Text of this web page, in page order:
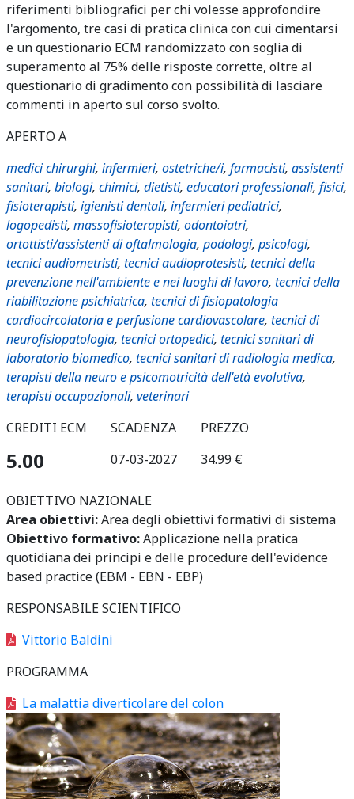
riferimenti bibliografici per chi volesse approfondire
l'argomento, tre casi di pratica clinica con cui cimentarsi
e un questionario ECM randomizzato con soglia di
superamento al 75% delle risposte corrette, oltre al
questionario di gradimento con possibilità di lasciare
commenti in aperto sul corso svolto.
APERTO A
medici chirurghi, infermieri, ostetriche/i, farmacisti, assistenti
sanitari, biologi, chimici, dietisti, educatori professionali, fisici,
fisioterapisti, igienisti dentali, infermieri pediatrici,
logopedisti, massofisioterapisti, odontoiatri,
ortottisti/assistenti di oftalmologia, podologi, psicologi,
tecnici audiometristi, tecnici audioprotesisti, tecnici della
prevenzione nell'ambiente e nei luoghi di lavoro, tecnici della
riabilitazione psichiatrica, tecnici di fisiopatologia
cardiocircolatoria e perfusione cardiovascolare, tecnici di
neurofisiopatologia, tecnici ortopedici, tecnici sanitari di
laboratorio biomedico, tecnici sanitari di radiologia medica,
terapisti della neuro e psicomotricità dell'età evolutiva,
terapisti occupazionali, veterinari
CREDITI ECM
5.00
SCADENZA
07-03-2027
PREZZO
34.99 €
OBIETTIVO NAZIONALE
Area obiettivi:Area degli obiettivi formativi di sistema
Obiettivo formativo:Applicazione nella pratica
quotidiana dei principi e delle procedure dell'evidence
based practice (EBM - EBN - EBP)
RESPONSABILE SCIENTIFICO
Vittorio Baldini
PROGRAMMA
La malattia diverticolare del colon